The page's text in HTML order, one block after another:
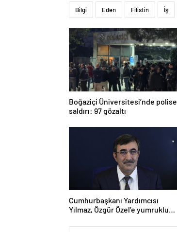
Bilgi Eden Filistin İş
Boğaziçi Üniversitesi’nde polise
saldırı: 97 gözaltı
Cumhurbaşkanı Yardımcısı
Yılmaz, Özgür Özel’e yumruklu